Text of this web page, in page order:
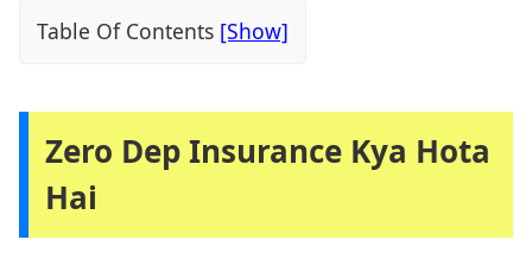
Table Of Contents
Zero Dep Insurance Kya Hota
Hai